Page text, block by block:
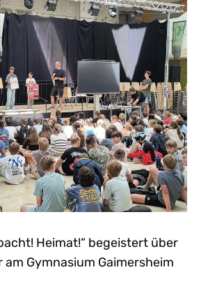
Heimat!“ begeistert über
Gymnasium Gaimersheim